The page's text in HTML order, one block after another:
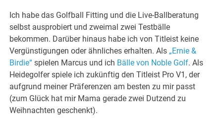
Ich habe das Golfball Fitting und die Live-Ballberatung
selbst ausprobiert und zweimal zwei Testbälle
bekommen. Darüber hinaus habe ich von Titleist keine
Vergünstigungen oder ähnliches erhalten. Als „Ernie &
Birdie“ spielen Marcus und ich Bälle von Noble Golf. Als
Heidegolfer spiele ich zukünftig den Titleist Pro V1, der
aufgrund meiner Präferenzen am besten zu mir passt
(zum Glück hat mir Mama gerade zwei Dutzend zu
Weihnachten geschenkt).